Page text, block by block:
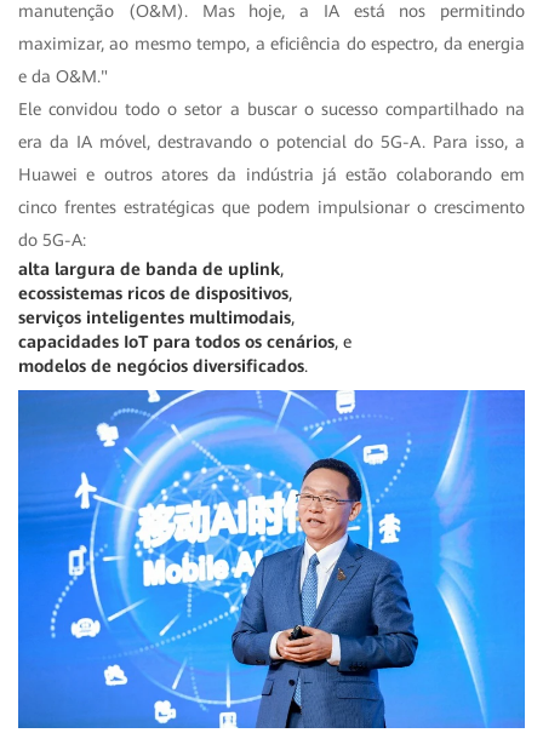
manutenção (O&M). Mas hoje, a IA está nos permitindo
maximizar, ao mesmo tempo, a eficiência do espectro, da energia
e da O&M."
Ele convidou todo o setor a buscar o sucesso compartilhado na
era da IA móvel, destravando o potencial do 5G-A. Para isso, a
Huawei e outros atores da indústria já estão colaborando em
cinco frentes estratégicas que podem impulsionar o crescimento
do 5G-A:
alta largura de banda de uplink,
ecossistemas ricos de dispositivos,
serviços inteligentes multimodais,
capacidades IoT para todos os cenários, e
modelos de negócios diversificados.